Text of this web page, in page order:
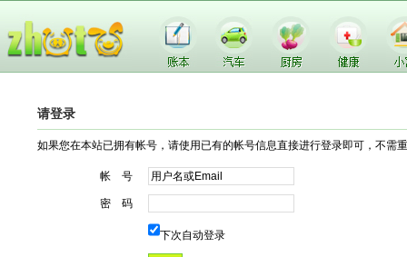
请登录
如果您在本站已拥有帐号，请使用已有的帐号信息直接进行登录即可，不需
帐 号
密 码
下次自动登录